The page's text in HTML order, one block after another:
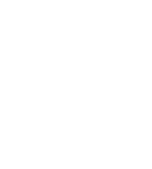
exclusivamente durante
es muy práctico y
dar acceso al navegador a
con ellos en los mismos
por alguna razón el empleado